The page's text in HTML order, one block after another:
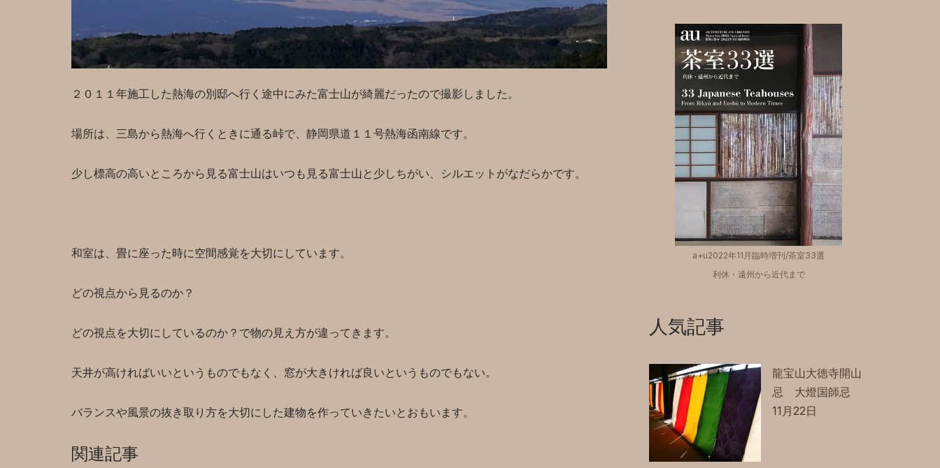
２０１１年施工した熱海の別邸へ行く途中にみた富士山が綺麗だったので撮影しました。
場所は、三島から熱海へ行くときに通る峠で、静岡県道１１号熱海函南線です。
少し標高の高いところから見る富士山はいつも見る富士山と少しちがい、シルエットがなだらかです。
和室は、畳に座った時に空間感覚を大切にしています。
どの視点から見るのか？
どの視点を大切にしているのか？で物の見え方が違ってきます。
天井が高ければいいというものでもなく、窓が大きければ良いというものでもない。
バランスや風景の抜き取り方を大切にした建物を作っていきたいとおもいます。
関連記事
a+u2022年11月臨時増刊/茶室33選
利休・遠州から近代まで
人気記事
龍宝山大徳寺開山
忌 大燈国師忌
11月22日